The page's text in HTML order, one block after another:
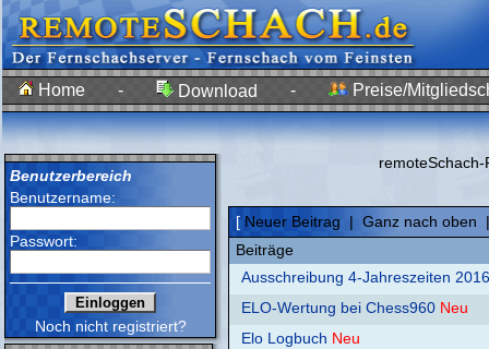
Home - Download - Preise/
Benutzerbereich
Benutzername:
Passwort:
Noch nicht registriert?
[ Neuer Beitrag | Ganz nach oben
Beiträge
Ausschreibung 4-Jahreszeiten
ELO-Wertung bei Chess960 Neu
Elo Logbuch Neu